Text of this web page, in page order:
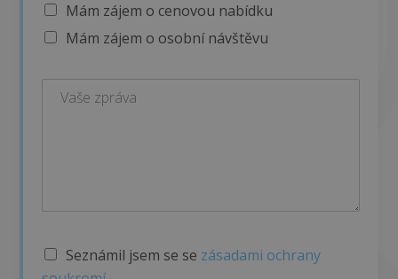
Mám zájem o cenovou nabídku
Mám zájem o osobní návštěvu
S
Seznámil jsem se se zásadami ochrany